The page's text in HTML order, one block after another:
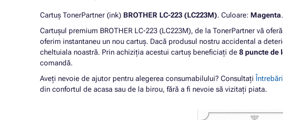
Cartuș TonerPartner (ink) BROTHER LC-223 (LC223M). Culoare: Magenta
Cartușul premium BROTHER LC-223 (LC223M), de la TonerPartner vă oferă
oferim instantaneu un nou cartuș. Dacă produsul nostru accidental a
cheltuiala noastră. Prin achiziția acestui cartuș beneficiați de 8 puncte de
comandă.
Aveți nevoie de ajutor pentru alegerea consumabilului? Consultați
din confortul de acasa sau de la birou, fără a fi nevoie să vizitați piata.